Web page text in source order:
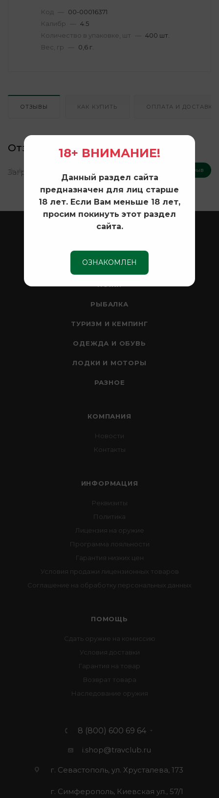
Код — 00-00016371
Калибр — 4.5
Количество в упаковке, шт — 400 шт.
Вес, гр — 0,6 г.
ОТЗЫВЫ КАК КУПИТЬ ОПЛАТА И ДОСТАВКА
Отзывы
Оставить отзыв
Загрузка отзывов...
ОХОТА
СЕЙФЫ
РЫБАЛКА
ТУРИЗМ И КЕМПИНГ
ОДЕЖДА И ОБУВЬ
ЛОДКИ И МОТОРЫ
РАЗНОЕ
КОМПАНИЯ
Новости
Контакты
ИНФОРМАЦИЯ
Реквизиты
Политика
Лицензия на оружие
Программа лояльности
Гарантия низких цен
Условия продажи лицензионных товаров
Соглашение на обработку персональных данных
ПОМОЩЬ
Сдать оружие на комиссию
Условия доставки
Гарантия на товар
Возврат товара
Наследование оружия
8 (800) 600 69 64
i.shop@travclub.ru
г. Севастополь, ул. Хрусталева, 173
г. Симферополь, Киевская ул., 57/1
18+ ВНИМАНИЕ!
Данный раздел сайта
предназначен для лиц старше
18 лет. Если Вам меньше 18 лет,
просим покинуть этот раздел
сайта.
ОЗНАКОМЛЕН